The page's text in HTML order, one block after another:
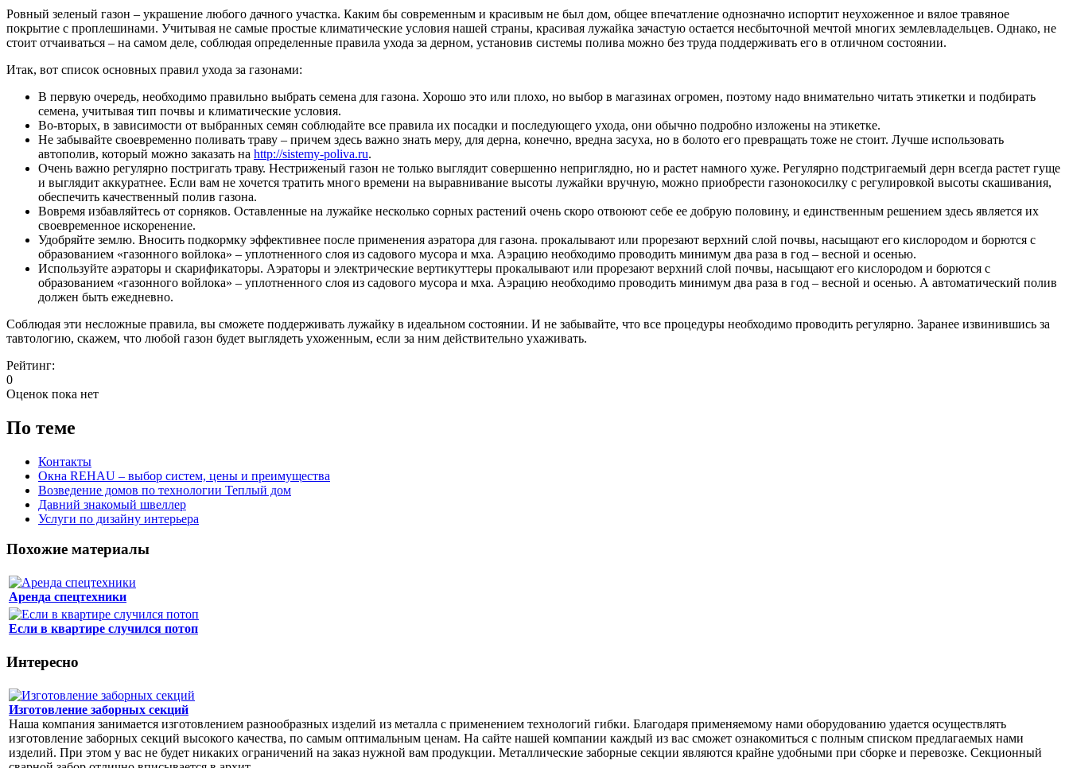
Ровный зеленый газон – украшение любого дачного участка. Каким бы современным и красивым не был дом, общее впечатление однозначно испортит неухоженное и вялое травяное
покрытие с проплешинами. Учитывая не самые простые климатические условия нашей страны, красивая лужайка зачастую остается несбыточной мечтой многих землевладельцев. Однако, не
стоит отчаиваться – на самом деле, соблюдая определенные правила ухода за дерном, установив системы полива можно без труда поддерживать его в отличном состоянии.
Итак, вот список основных правил ухода за газонами:
В первую очередь, необходимо правильно выбрать семена для газона. Хорошо это или плохо, но выбор в магазинах огромен, поэтому надо внимательно читать этикетки и подбирать
семена, учитывая тип почвы и климатические условия.
Во-вторых, в зависимости от выбранных семян соблюдайте все правила их посадки и последующего ухода, они обычно подробно изложены на этикетке.
Не забывайте своевременно поливать траву – причем здесь важно знать меру, для дерна, конечно, вредна засуха, но в болото его превращать тоже не стоит. Лучше использовать
автополив, который можно заказать на http://sistemy-poliva.ru.
Очень важно регулярно постригать траву. Нестриженый газон не только выглядит совершенно неприглядно, но и растет намного хуже. Регулярно подстригаемый дерн всегда растет гуще
и выглядит аккуратнее. Если вам не хочется тратить много времени на выравнивание высоты лужайки вручную, можно приобрести газонокосилку с регулировкой высоты скашивания,
обеспечить качественный полив газона.
Вовремя избавляйтесь от сорняков. Оставленные на лужайке несколько сорных растений очень скоро отвоюют себе ее добрую половину, и единственным решением здесь является их
своевременное искоренение.
Удобряйте землю. Вносить подкормку эффективнее после применения аэратора для газона. прокалывают или прорезают верхний слой почвы, насыщают его кислородом и борются с
образованием «газонного войлока» – уплотненного слоя из садового мусора и мха. Аэрацию необходимо проводить минимум два раза в год – весной и осенью.
Используйте аэраторы и скарификаторы. Аэраторы и электрические вертикуттеры прокалывают или прорезают верхний слой почвы, насыщают его кислородом и борются с
образованием «газонного войлока» – уплотненного слоя из садового мусора и мха. Аэрацию необходимо проводить минимум два раза в год – весной и осенью. А автоматический полив
должен быть ежедневно.
Соблюдая эти несложные правила, вы сможете поддерживать лужайку в идеальном состоянии. И не забывайте, что все процедуры необходимо проводить регулярно. Заранее извинившись за
тавтологию, скажем, что любой газон будет выглядеть ухоженным, если за ним действительно ухаживать.
Рейтинг:
0
Оценок пока нет
По теме
Контакты
Окна REHAU – выбор систем, цены и преимущества
Возведение домов по технологии Теплый дом
Давний знакомый швеллер
Услуги по дизайну интерьера
Похожие материалы
Аренда спецтехники
Если в квартире случился потоп
Интересно
Изготовление заборных секций
Наша компания занимается изготовлением разнообразных изделий из металла с применением технологий гибки. Благодаря применяемому нами оборудованию удается осуществлять
изготовление заборных секций высокого качества, по самым оптимальным ценам. На сайте нашей компании каждый из вас сможет ознакомиться с полным списком предлагаемых нами
изделий. При этом у вас не будет никаких ограничений на заказ нужной вам продукции. Металлические заборные секции являются крайне удобными при сборке и перевозке. Секционный